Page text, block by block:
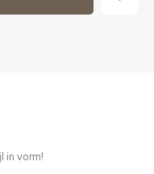
in vorm!